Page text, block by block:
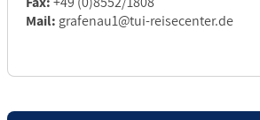
Mail: grafenau1@tui-reisecenter.de